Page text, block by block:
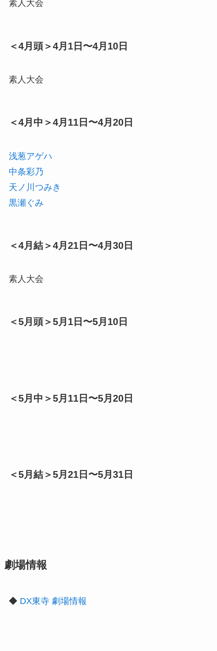
素人大会
＜4月頭＞4月1日〜4月10日
素人大会
＜4月中＞4月11日〜4月20日
浅葱アゲハ
中条彩乃
天ノ川つみき
黒瀬ぐみ
＜4月結＞4月21日〜4月30日
素人大会
＜5月頭＞5月1日〜5月10日
＜5月中＞5月11日〜5月20日
＜5月結＞5月21日〜5月31日
劇場情報
◆ DX東寺 劇場情報